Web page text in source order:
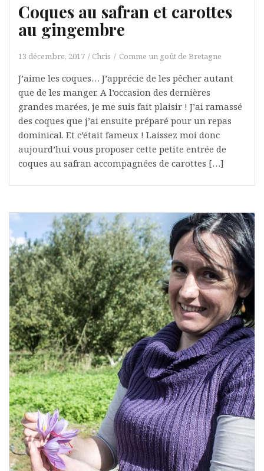
Coques au safran et carottes
au gingembre
13 décembre, 2017 Chris Comme un goût de Bretagne
J’aime les coques… J’apprécie de les pêcher autant
que de les manger. A l’occasion des dernières
grandes marées, je me suis fait plaisir ! J’ai ramassé
des coques que j’ai ensuite préparé pour un repas
dominical. Et c’était fameux ! Laissez moi donc
aujourd’hui vous proposer cette petite entrée de
coques au safran accompagnées de carottes […]